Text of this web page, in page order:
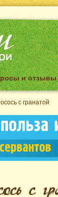
и отзывы
с гранатой